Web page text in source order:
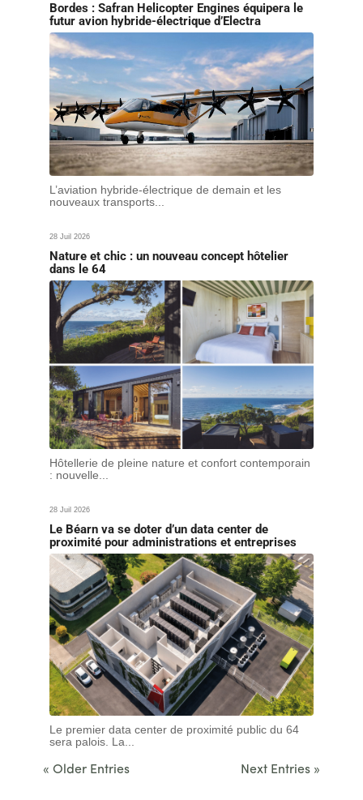
Bordes : Safran Helicopter Engines équipera le
futur avion hybride-électrique d’Electra
L’aviation hybride-électrique de demain et les
nouveaux transports...
28 Juil 2026
Nature et chic : un nouveau concept hôtelier
dans le 64
Hôtellerie de pleine nature et confort contemporain
: nouvelle...
28 Juil 2026
Le Béarn va se doter d’un data center de
proximité pour administrations et entreprises
Le premier data center de proximité public du 64
sera palois. La...
« Older Entries Next Entries »